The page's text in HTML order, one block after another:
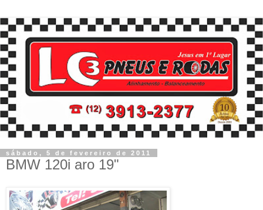
sábado, 5 de fevereiro de 2011
BMW 120i aro 19"